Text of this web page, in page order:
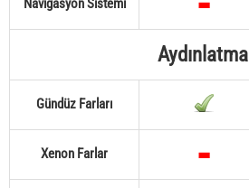
Navigasyon Sistemi
Aydınlatma
Gündüz Farları
Xenon Farlar